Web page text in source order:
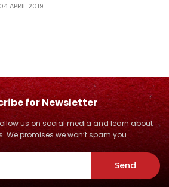
04 APRIL 2019
for Newsletter
us on social media and learn about
We promises we won’t spam you
Send